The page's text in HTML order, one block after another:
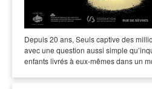
Depuis 20 ans, Seuls captive des
avec une question aussi simple
enfants livrés à eux-mêmes dans un